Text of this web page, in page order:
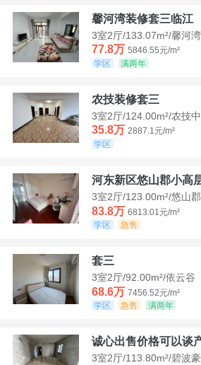
馨河湾装修套三临江
3室2厅/133.07m²/馨河
77.8万 5846.55元/m²
学区
满两年
农技装修套三
3室2厅/124.00m²/农技中
35.8万 2887.1元/m²
学区
3室2厅/123.00m²/悠山郡
83.8万 6813.01元/m²
学区
急售
套三
3室2厅/92.00m²/依云谷
68.6万 7456.52元/m²
学区
急售 满两年
诚心出售价格可以谈
3室2厅/113.80m²/碧波